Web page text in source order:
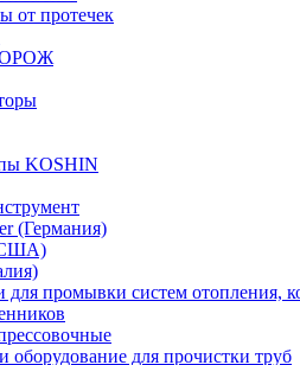
от протечек
KOSHIN
(Германия)
для промывки систем отопления,
для прочистки труб